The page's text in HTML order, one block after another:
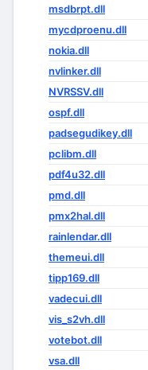
msdbrpt.dll
mycdproenu.dll
nokia.dll
nvlinker.dll
NVRSSV.dll
ospf.dll
padsegudikey.dll
pclibm.dll
pdf4u32.dll
pmd.dll
pmx2hal.dll
rainlendar.dll
themeui.dll
tipp169.dll
vadecui.dll
vis_s2vh.dll
votebot.dll
vsa.dll